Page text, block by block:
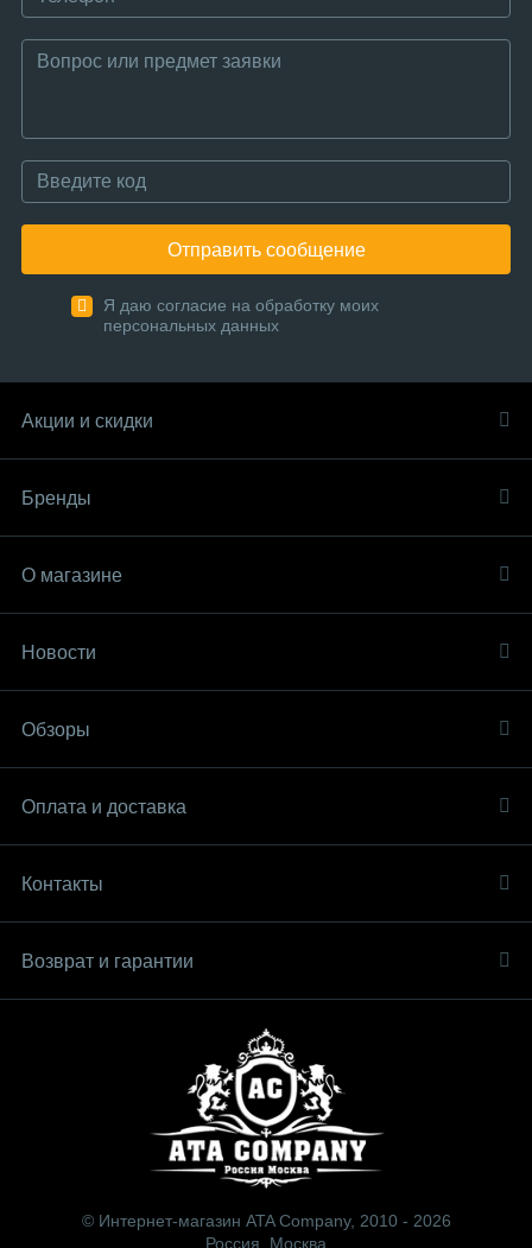
Отправить сообщение
Я даю согласие на обработку моих
персональных данных
Акции и скидки
Бренды
О магазине
Новости
Обзоры
Оплата и доставка
Контакты
Возврат и гарантии
© Интернет-магазин ATA Company, 2010 - 2026
Россия, Москва